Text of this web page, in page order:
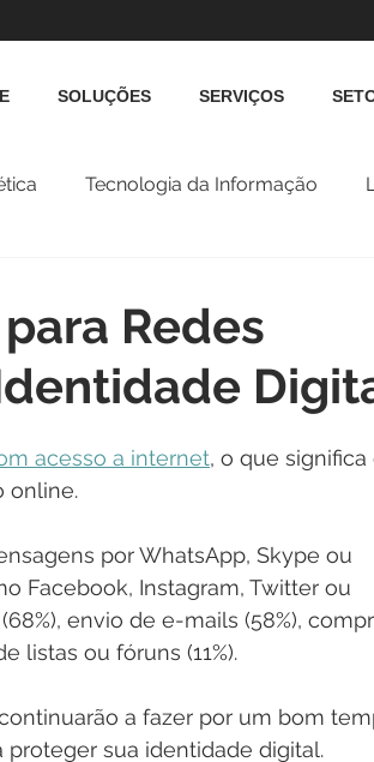
SOLUÇÕES SERVIÇOS
Tecnologia da Informação
Redes
acesso a internet, o que significa
online.
por WhatsApp, Skype ou
Facebook, Instagram, Twitter ou
envio de e-mails (58%),
listas ou fóruns (11%).
a fazer por um bom
sua identidade digital.